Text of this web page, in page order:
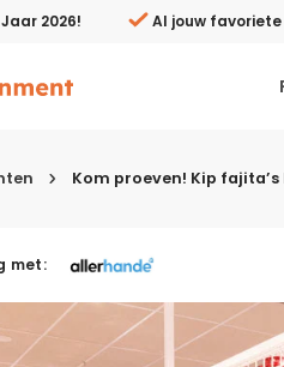
Tilburg - Eatertainment
2026! Al jouw
brunch
Kom proeven! Kip
met: